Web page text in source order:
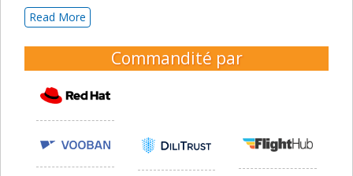
Read More
Commandité par